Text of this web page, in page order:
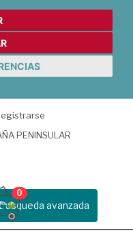
PENINSULAR
avanzada
0